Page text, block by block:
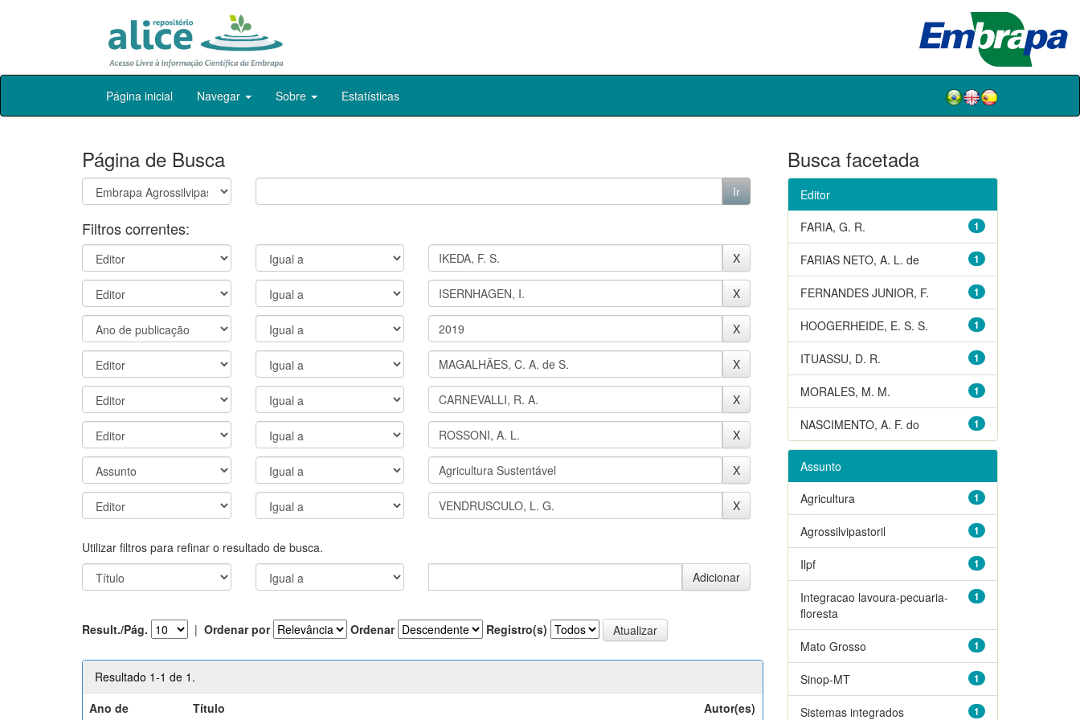
Skip
Página inicial Navegar Sobre Estatísticas
Página de Busca
Filtros correntes:
Utilizar filtros para refinar o resultado de busca.
Result./Pág. | Ordenar por Ordenar Registro(s)
Resultado 1-1 de 1.
Ano de
Título Autor(es)
Busca facetada
Editor
1
FARIA, G. R.
1
FARIAS NETO, A. L. de
1
FERNANDES JUNIOR, F.
1
HOOGERHEIDE, E. S. S.
1
ITUASSU, D. R.
1
MORALES, M. M.
1
NASCIMENTO, A. F. do
Assunto
1
Agricultura
1
Agrossilvipastoril
1
Ilpf
1
Integracao lavoura-pecuaria-
floresta
1
Mato Grosso
1
Sinop-MT
1
Sistemas integrados